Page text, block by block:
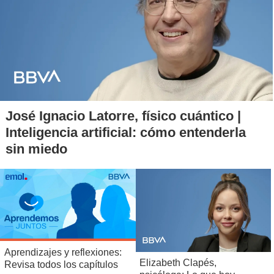
Neyen Malbec Valle de Colchagua Espíritu de Apalta
Hacienda Araucano Carmenere Valle de Colchagua Alka
17
Emiliana Pinot Noir Valle de Casablanca Signos de Origen
19
Vik Valle de Cachapoal La Piu Belle 2017
20
Aristos Valle de Cachapoal Duque D'a 2014
22
P. S. Garcia Pinot Noir Valle de Casablanca 2018
23
Matetic Syrah Valle de San Antonio Corralillo 2017
24
Undurraga Syrah Valle de Leyda Terroir Hunter 2019
25
Massoc Frères Valle de Itata L’assemblage 2018
26
Matetic Pinot Noir Valle de Casablanca Eq Valle Hermoso
Vineyard Limited Edition 2018
José Ignacio Latorre, físico cuántico |
Inteligencia artificial: cómo entenderla
sin miedo
Aprendizajes y reflexiones:
Revisa todos los capítulos
Elizabeth Clapés,